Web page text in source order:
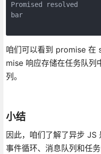
Promised resolved
bar
咱们可以看到 promise 在
mise 响应存储在任务队列
列。
小结
因此，咱们了解了异步 JS
事件循环、消息队列和任